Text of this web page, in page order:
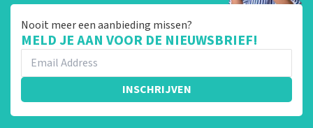
Nooit meer een aanbieding missen?
MELD JE AAN VOOR DE NIEUWSBRIEF!
INSCHRIJVEN